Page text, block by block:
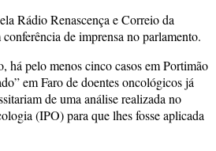
Rádio Renascença e Correio da
de imprensa no parlamento.
há pelo menos cinco casos em Portimão
em Faro de doentes oncológicos já
de uma análise realizada no
(IPO) para que lhes fosse aplicada